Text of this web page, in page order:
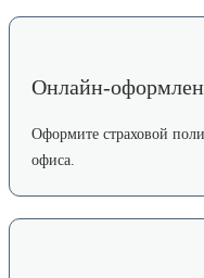
Онлайн-
Оформите страховой
офиса.